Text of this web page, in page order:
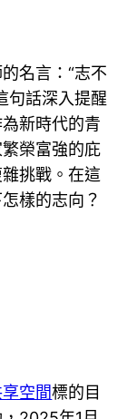
名言：“志不
句話深入提醒
新時代的青
榮富強的庇
挑戰。在這
樣的志向？
空間標的目